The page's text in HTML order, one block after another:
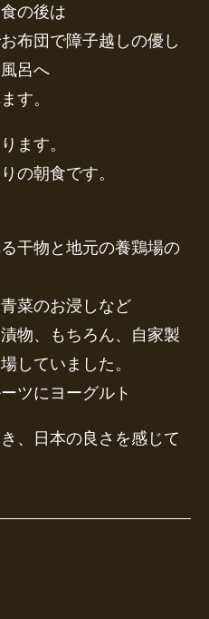
の後は
布団で障子越しの優し
呂へ
す。
ます。
の朝食です。
干物と地元の養鶏場の
菜のお浸しなど
物、もちろん、自家製
していました。
ツにヨーグルト
、日本の良さを感じて